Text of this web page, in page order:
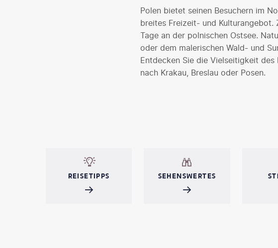
Polen bietet seinen Besuchern im
breites Freizeit- und Kulturangebot.
Tage an der polnischen Ostsee.
oder dem malerischen Wald- und
Entdecken Sie die Vielseitigkeit
nach Krakau, Breslau oder Posen.
REISETIPPS SEHENSWERTES